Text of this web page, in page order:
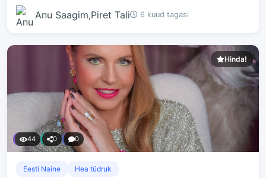
Anu Saagim,Piret Tali 6 kuud tagasi
Hinda!
44 0 0
Eesti Naine Hea tüdruk